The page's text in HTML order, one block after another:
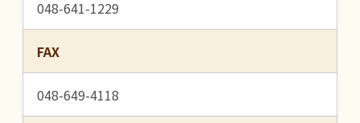
048-641-1229
FAX
048-649-4118